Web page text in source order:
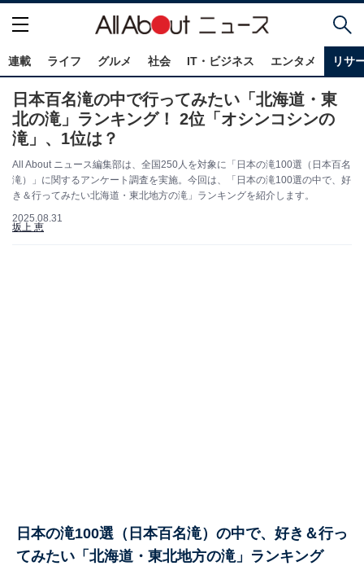
連載 ライフ グルメ 社会 IT・ビジネス エンタメ リサ
日本百名滝の中で行ってみたい「北海道・東
北の滝」ランキング！ 2位「オシンコシンの
滝」、1位は？
All About ニュース編集部は、全国250人を対象に「日本の滝100選（日本百名
滝）」に関するアンケート調査を実施。今回は、「日本の滝100選の中で、好
き＆行ってみたい北海道・東北地方の滝」ランキングを紹介します。
2025.08.31
坂上 恵
日本の滝100選（日本百名滝）の中で、好き＆行っ
てみたい「北海道・東北地方の滝」ランキング